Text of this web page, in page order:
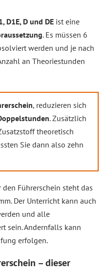
D1E, D und DE ist eine
. Es müssen 6
werden und je nach
an Theoriestunden
, reduzieren sich
. Zusätzlich
theoretisch
Sie dann also zehn
den Führerschein steht das
Der Unterricht kann auch
und alle
sein. Andernfalls kann
erfolgen.
– dieser